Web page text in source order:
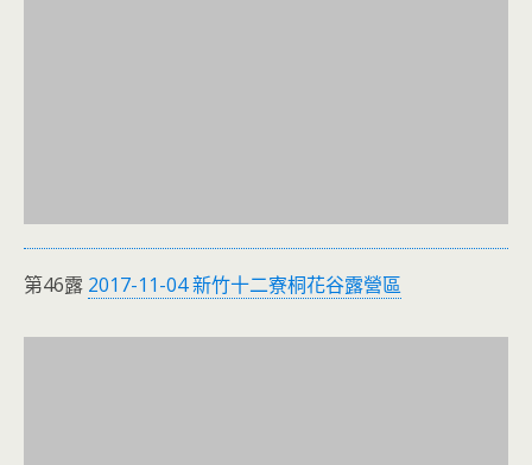
第46露 2017-11-04 新竹十二寮桐花谷露營區